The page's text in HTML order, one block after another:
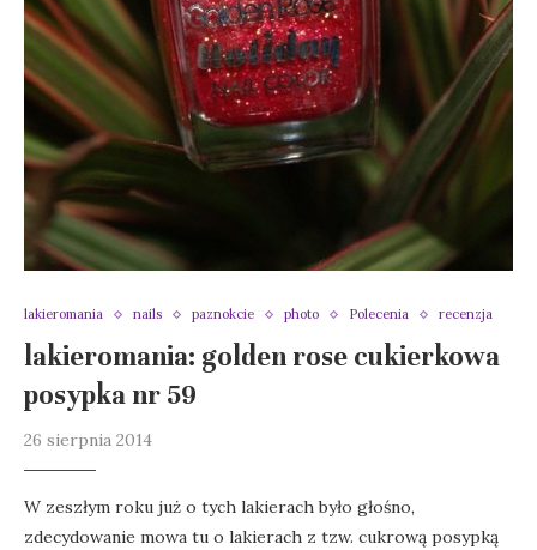
lakieromania nails paznokcie photo Polecenia recenzja
lakieromania: golden rose cukierkowa
posypka nr 59
26 sierpnia 2014
W zeszłym roku już o tych lakierach było głośno,
zdecydowanie mowa tu o lakierach z tzw. cukrową posypką